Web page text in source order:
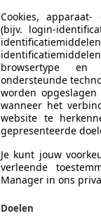
Brandstof
Kleur
"Verkoop van
Op zoek
Piaggio 1
Cookies,
(bijv. login-
browsertype en
ondersteunde
worden
wanneer het
website te
gepresenteerde
Je kunt jouw
verleende
Manager in ons
Doelen